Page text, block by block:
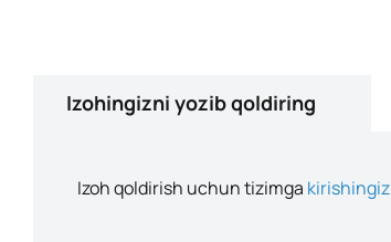
Izohingizni yozib qoldiring
Izoh qoldirish uchun tizimga